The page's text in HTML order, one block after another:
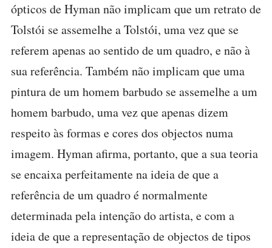
ópticos de Hyman não implicam que um retrato de
Tolstói se assemelhe a Tolstói, uma vez que se
referem apenas ao sentido de um quadro, e não à
sua referência. Também não implicam que uma
pintura de um homem barbudo se assemelhe a um
homem barbudo, uma vez que apenas dizem
respeito às formas e cores dos objectos numa
imagem. Hyman afirma, portanto, que a sua teoria
se encaixa perfeitamente na ideia de que a
referência de um quadro é normalmente
determinada pela intenção do artista, e com a
ideia de que a representação de objectos de tipos